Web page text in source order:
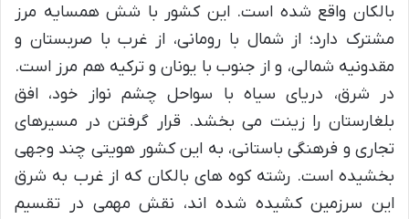
بالکان واقع شده است. این کشور با شش همسایه مرز
مشترک دارد؛ از شمال با رومانی، از غرب با صربستان و
مقدونیه شمالی، و از جنوب با یونان و ترکیه هم مرز است.
در شرق، دریای سیاه با سواحل چشم نواز خود، افق
بلغارستان را زینت می بخشد. قرار گرفتن در مسیرهای
تجاری و فرهنگی باستانی، به این کشور هویتی چند وجهی
بخشیده است. رشته کوه های بالکان که از غرب به شرق
این سرزمین کشیده شده اند، نقش مهمی در تقسیم